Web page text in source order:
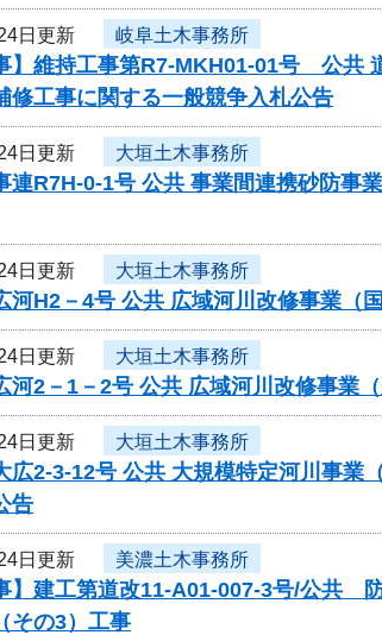
日更新 岐阜土木事務所
】維持工事第R7-MKH01-01号 公共
工事に関する一般競争入札公告
日更新 大垣土木事務所
連R7H-0-1号 公共 事業間連携砂防事
日更新 大垣土木事務所
河H2－4号 公共 広域河川改修事業（
日更新 大垣土木事務所
河2－1－2号 公共 広域河川改修事業
日更新 大垣土木事務所
広2-3-12号 公共 大規模特定河川事業
告
日更新 美濃土木事務所
】建工第道改11-A01-007-3号/公共
その3）工事